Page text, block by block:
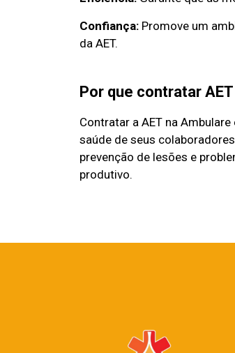
Confiança: Promove um
da AET.
Por que contratar
Contratar a AET na
saúde de seus
prevenção de lesões e
produtivo.